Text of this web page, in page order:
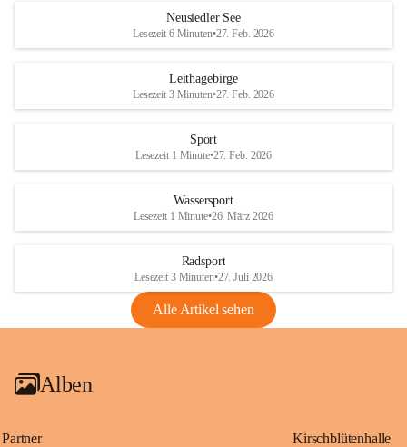
S
und den daraus folgenden wirtschaftlichen
Maßnahmen zur Bekämpfung
Rebe und der Amerikanischen
Anhang VBl. EU Nr. 18
1 Seite•1,4 MB
VBl. EU Nr. 18_2026
r
S
Neusiedler See
Lesezeit 6 Minuten•27. Feb. 2026
Leithagebirge
Lesezeit 3 Minuten•27. Feb. 2026
Sport
Lesezeit 1 Minute•27. Feb. 2026
Wassersport
Lesezeit 1 Minute•26. März 2026
Radsport
Lesezeit 3 Minuten•27. Juli 2026
Alle Artikel sehen
Alben
Partner Kirschblütenhalle